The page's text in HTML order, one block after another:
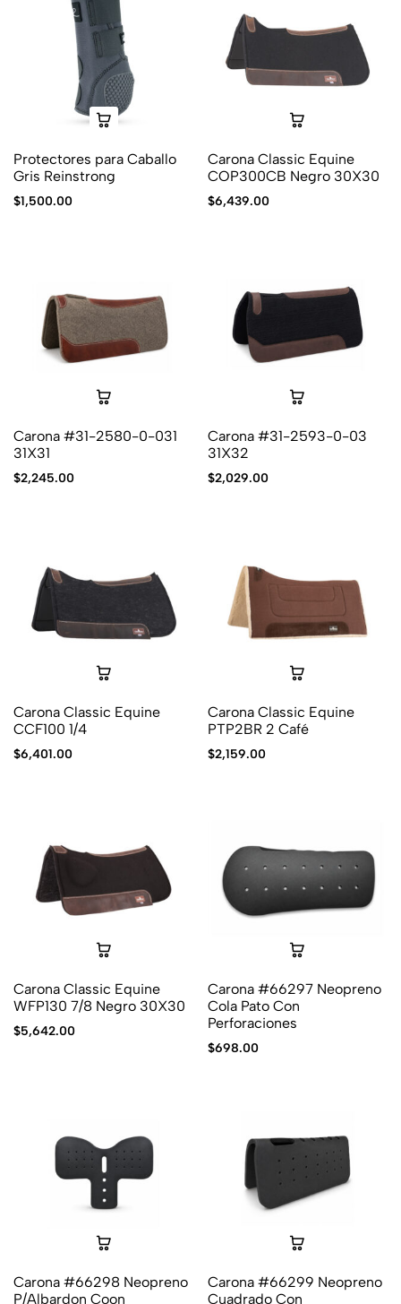
Protectores para Caballo
Gris Reinstrong
$1,500.00
Carona Classic Equine
COP300CB Negro 30X30
$6,439.00
Carona #31-2580-0-031
31X31
$2,245.00
Carona #31-2593-0-03
31X32
$2,029.00
Carona Classic Equine
CCF100 1/4
$6,401.00
Carona Classic Equine
PTP2BR 2 Café
$2,159.00
Carona Classic Equine
WFP130 7/8 Negro 30X30
$5,642.00
Carona #66297 Neopreno
Cola Pato Con
Perforaciones
$698.00
Carona #66298 Neopreno
P/Albardon Coon
Carona #66299 Neopreno
Cuadrado Con